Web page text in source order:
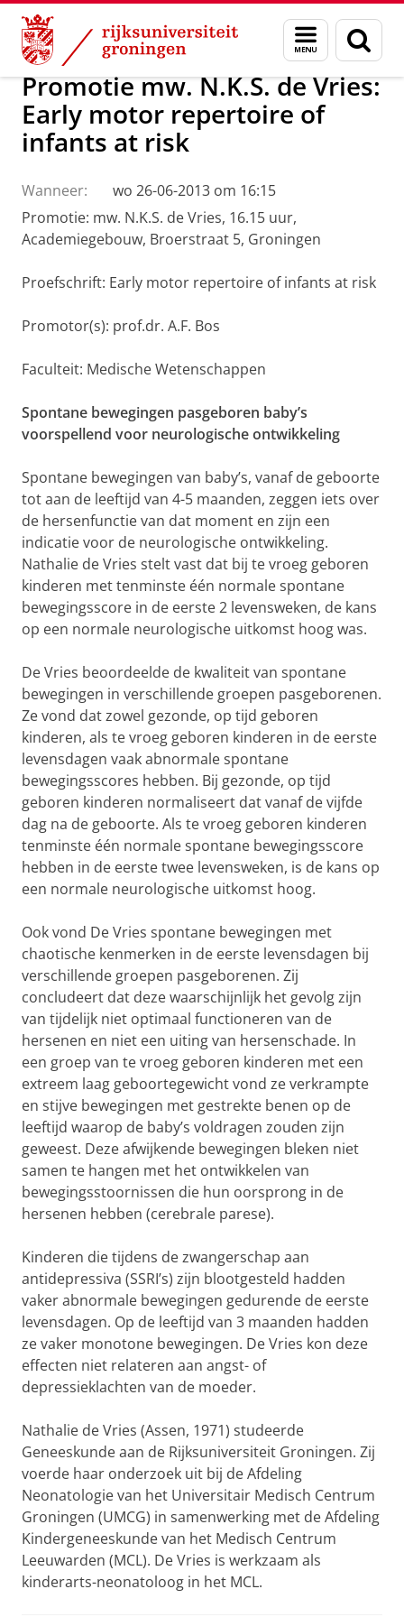
Skip
Content
Skip
Navigation
Menu
en
zoeken
Over ons Actueel Nieuws
Promotie mw. N.K.S. de Vries:
Early motor repertoire of
infants at risk
Wanneer:
wo 26-06-2013 om 16:15
Promotie: mw. N.K.S. de Vries, 16.15 uur,
Academiegebouw, Broerstraat 5, Groningen
Proefschrift: Early motor repertoire of infants at risk
Promotor(s): prof.dr. A.F. Bos
Faculteit: Medische Wetenschappen
Spontane bewegingen pasgeboren baby’s
voorspellend voor neurologische ontwikkeling
Spontane bewegingen van baby’s, vanaf de geboorte
tot aan de leeftijd van 4-5 maanden, zeggen iets over
de hersenfunctie van dat moment en zijn een
indicatie voor de neurologische ontwikkeling.
Nathalie de Vries stelt vast dat bij te vroeg geboren
kinderen met tenminste één normale spontane
bewegingsscore in de eerste 2 levensweken, de kans
op een normale neurologische uitkomst hoog was.
De Vries beoordeelde de kwaliteit van spontane
bewegingen in verschillende groepen pasgeborenen.
Ze vond dat zowel gezonde, op tijd geboren
kinderen, als te vroeg geboren kinderen in de eerste
levensdagen vaak abnormale spontane
bewegingsscores hebben. Bij gezonde, op tijd
geboren kinderen normaliseert dat vanaf de vijfde
dag na de geboorte. Als te vroeg geboren kinderen
tenminste één normale spontane bewegingsscore
hebben in de eerste twee levensweken, is de kans op
een normale neurologische uitkomst hoog.
Ook vond De Vries spontane bewegingen met
chaotische kenmerken in de eerste levensdagen bij
verschillende groepen pasgeborenen. Zij
concludeert dat deze waarschijnlijk het gevolg zijn
van tijdelijk niet optimaal functioneren van de
hersenen en niet een uiting van hersenschade. In
een groep van te vroeg geboren kinderen met een
extreem laag geboortegewicht vond ze verkrampte
en stijve bewegingen met gestrekte benen op de
leeftijd waarop de baby’s voldragen zouden zijn
geweest. Deze afwijkende bewegingen bleken niet
samen te hangen met het ontwikkelen van
bewegingsstoornissen die hun oorsprong in de
hersenen hebben (cerebrale parese).
Kinderen die tijdens de zwangerschap aan
antidepressiva (SSRI’s) zijn blootgesteld hadden
vaker abnormale bewegingen gedurende de eerste
levensdagen. Op de leeftijd van 3 maanden hadden
ze vaker monotone bewegingen. De Vries kon deze
effecten niet relateren aan angst- of
depressieklachten van de moeder.
Nathalie de Vries (Assen, 1971) studeerde
Geneeskunde aan de Rijksuniversiteit Groningen. Zij
voerde haar onderzoek uit bij de Afdeling
Neonatologie van het Universitair Medisch Centrum
Groningen (UMCG) in samenwerking met de Afdeling
Kindergeneeskunde van het Medisch Centrum
Leeuwarden (MCL). De Vries is werkzaam als
kinderarts-neonatoloog in het MCL.